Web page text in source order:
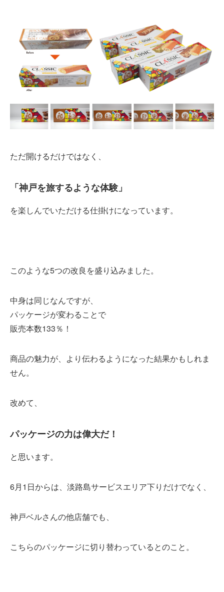
ただ開けるだけではなく、
「神戸を旅するような体験」
を楽しんでいただける仕掛けになっています。
このような5つの改良を盛り込みました。
中身は同じなんですが、
パッケージが変わることで
販売本数133％！
商品の魅力が、より伝わるようになった結果かもしれま
せん。
改めて、
パッケージの力は偉大だ！
と思います。
6月1日からは、淡路島サービスエリア下りだけでなく、
神戸ベルさんの他店舗でも、
こちらのパッケージに切り替わっているとのこと。